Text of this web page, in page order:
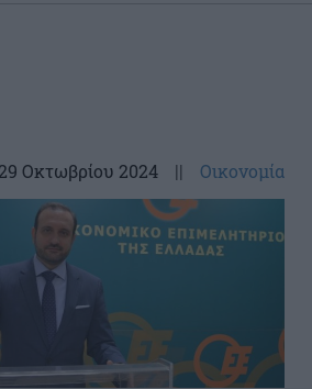
Οκτωβρίου 2024 || Οικονομία